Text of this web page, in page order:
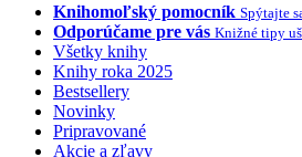
Knihomoľský pomocník Spýtajte
Odporúčame pre vás Knižné tipy
Všetky knihy
Knihy roka 2025
Bestsellery
Novinky
Pripravované
Akcie a zľavy